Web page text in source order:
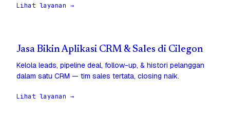
Lihat layanan →
Jasa Bikin Aplikasi CRM & Sales di Cilegon
Kelola leads, pipeline deal, follow-up, & histori pelanggan
dalam satu CRM — tim sales tertata, closing naik.
Lihat layanan →